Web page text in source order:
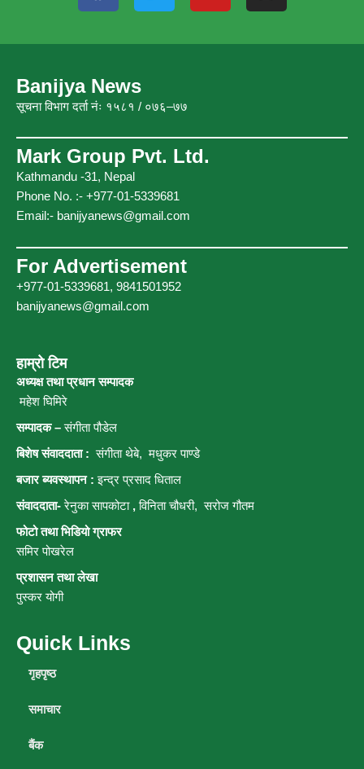
e
o
o
t
r
t
t
m
Banijya News
सूचना विभाग दर्ता नंः १५८१ / ०७६–७७
Mark Group Pvt. Ltd.
Kathmandu -31, Nepal
Phone No. :- +977-01-5339681
Email:- banijyanews@gmail.com
For Advertisement
+977-01-5339681, 9841501952
banijyanews@gmail.com
हाम्रो टिम
अध्यक्ष तथा प्रधान सम्पादक
महेश घिमिरे
सम्पादक –संगीता पौडेल
बिशेष संवाददाता : संगीता थेबे,मधुकर पाण्डे
बजार ब्यवस्थापन : इन्द्र प्रसाद धिताल
संवाददाता-रेनुका सापकोटा, विनिता चौधरी, सरोज गौतम
फोटो तथा भिडियो ग्राफर
समिर पोखरेल
प्रशासन तथा लेखा
पुस्कर योगी
Quick Links
गृहपृष्ठ
समाचार
बैंक